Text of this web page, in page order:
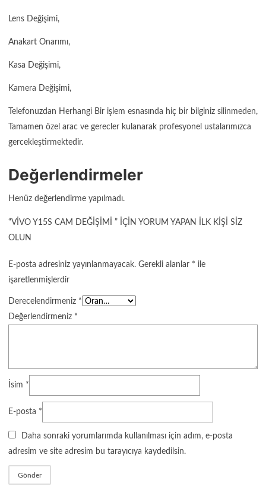
Lens Değişimi,
Anakart Onarımı,
Kasa Değişimi,
Kamera Değişimi,
Telefonuzdan Herhangi Bir işlem esnasında hiç bir bilginiz silinmeden,
Tamamen özel arac ve gerecler kulanarak profesyonel ustalarımızca
gercekleştirmektedir.
Değerlendirmeler
Henüz değerlendirme yapılmadı.
“VIVO Y15S CAM DEĞIŞIMI ” IÇIN YORUM YAPAN ILK KIŞI SIZ
OLUN
E-posta adresiniz yayınlanmayacak. Gerekli alanlar * ile
işaretlenmişlerdir
Derecelendirmeniz *
Değerlendirmeniz *
İsim *
E-posta *
Daha sonraki yorumlarımda kullanılması için adım, e-posta
adresim ve site adresim bu tarayıcıya kaydedilsin.